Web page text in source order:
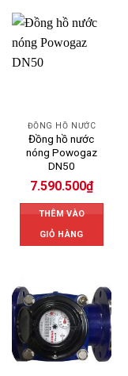
ĐỒNG HỒ NƯỚC
Đồng hồ nước
nóng Powogaz
DN50
7.590.500₫
THÊM VÀO
GIỎ HÀNG